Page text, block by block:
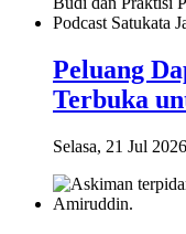
Peluang
Terbuka
Selasa, 21 Jul